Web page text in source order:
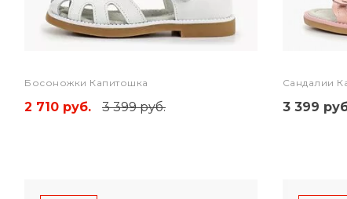
Босоножки Капитошка
2 710 руб. 3 399 руб.
Сандалии
3 399